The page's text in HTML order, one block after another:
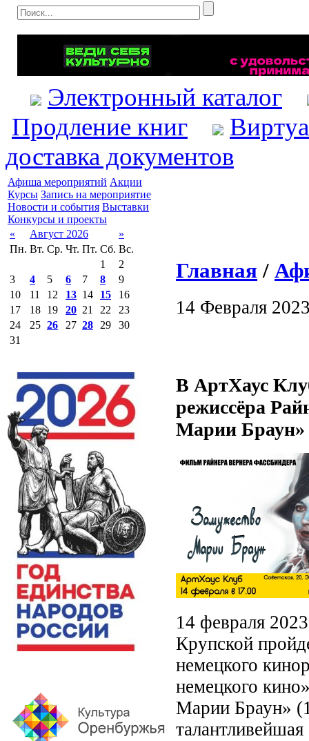
Электронный каталог
Продление книг
доставка документов
Афиша мероприятий Акции
Курсы Запись на мероприятие
Новости и события Выставки
Конкурсы и проекты
«
Август 2026
»
Пн. Вт. Ср. Чт. Пт. Сб. Вс.
1
2
3
4 5 6 7 8
9
10
11 12 13 14 15
16
17
18 19 20 21 22
23
24
25 26 27 28 29
30
31
Главная /
14 Февраля
В АртХаус
режиссёра
Марии Браун»
14 февраля
Крупской
немецкого
немецкого
Марии Браун»